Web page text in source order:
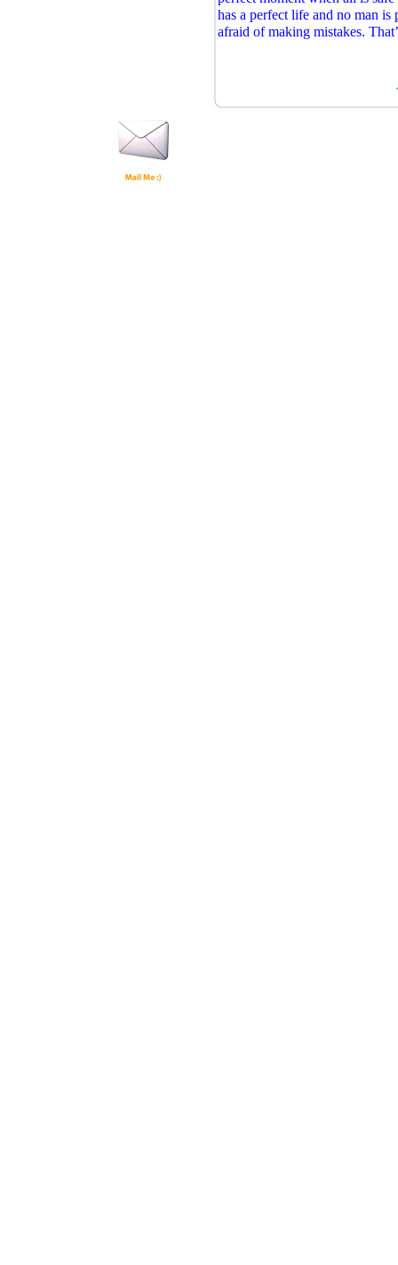
has a perfect life and no man is
afraid of making mistakes.